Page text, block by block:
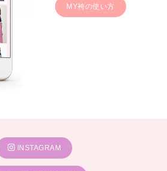
MY袴の使い方
INSTAGRAM